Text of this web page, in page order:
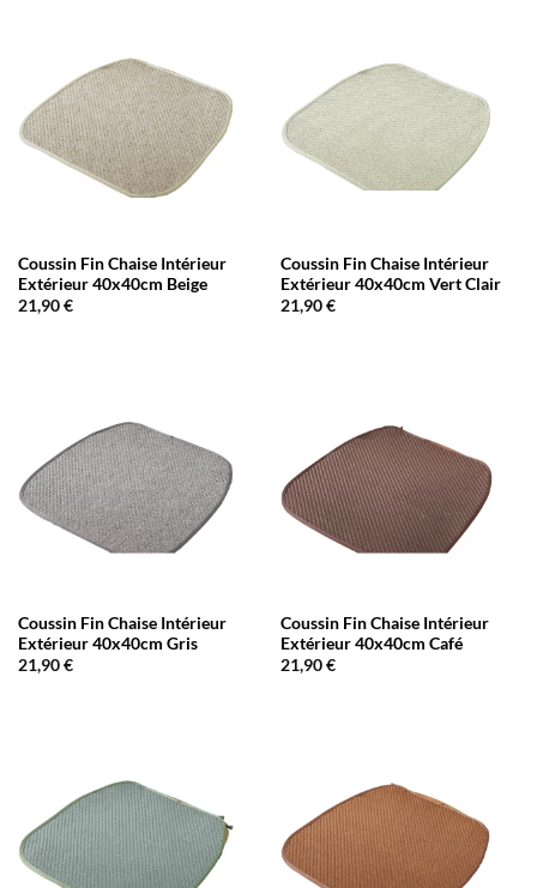
Coussin Fin Chaise Intérieur
Extérieur 40x40cm Beige
21,90€
Coussin Fin Chaise Intérieur
Extérieur 40x40cm Vert Clair
21,90€
Coussin Fin Chaise Intérieur
Extérieur 40x40cm Gris
21,90€
Coussin Fin Chaise Intérieur
Extérieur 40x40cm Café
21,90€